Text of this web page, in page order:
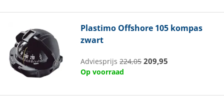
Plastimo Offshore 105 kompas
zwart
Adviesprijs224,05 209,95
Op voorraad